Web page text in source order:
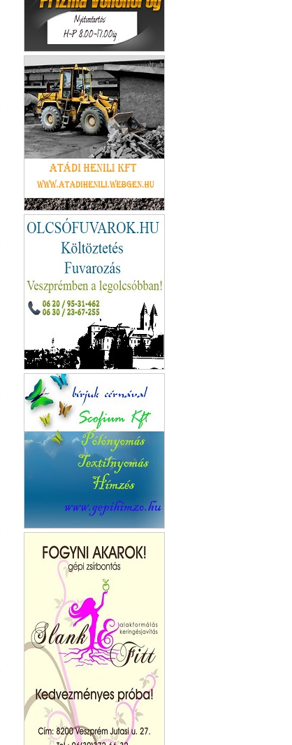
Dombi Elektro
Butorfából
Bardusch Kft.
H-Fest Kft.